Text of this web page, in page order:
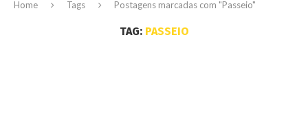
Home Tags Postagens marcadas com "Passeio"
TAG: PASSEIO